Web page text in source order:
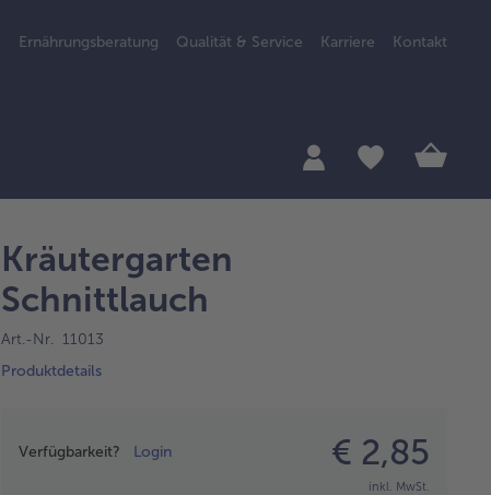
Ernährungsberatung Qualität & Service Karriere Kontakt
Kräutergarten
Schnittlauch
Art.-Nr. 11013
Produktdetails
Verfügbarkeit? Login € 2,85
inkl. MwSt.